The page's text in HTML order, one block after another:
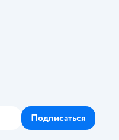
Подписаться